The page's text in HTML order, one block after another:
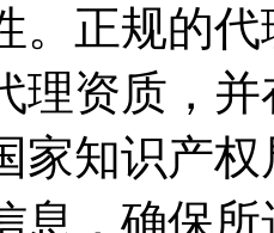
。正规的
理资质，
家知识产
息，确保